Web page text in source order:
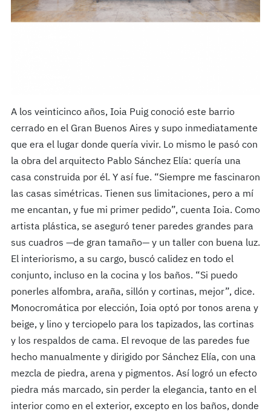
A los veinticinco años, Ioia Puig conoció este barrio
cerrado en el Gran Buenos Aires y supo inmediatamente
que era el lugar donde quería vivir. Lo mismo le pasó con
la obra del arquitecto Pablo Sánchez Elía: quería una
casa construida por él. Y así fue. “Siempre me fascinaron
las casas simétricas. Tienen sus limitaciones, pero a mí
me encantan, y fue mi primer pedido”, cuenta Ioia. Como
artista plástica, se aseguró tener paredes grandes para
sus cuadros —de gran tamaño— y un taller con buena luz.
El interiorismo, a su cargo, buscó calidez en todo el
conjunto, incluso en la cocina y los baños. “Si puedo
ponerles alfombra, araña, sillón y cortinas, mejor”, dice.
Monocromática por elección, Ioia optó por tonos arena y
beige, y lino y terciopelo para los tapizados, las cortinas
y los respaldos de cama. El revoque de las paredes fue
hecho manualmente y dirigido por Sánchez Elía, con una
mezcla de piedra, arena y pigmentos. Así logró un efecto
piedra más marcado, sin perder la elegancia, tanto en el
interior como en el exterior, excepto en los baños, donde